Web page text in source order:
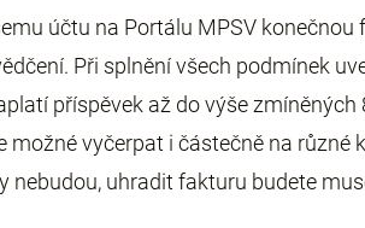
účtu na Portálu MPSV konečnou
Při splnění všech podmínek
příspěvek až do výše zmíněných
vyčerpat i částečně na různé
nebudou, uhradit fakturu budete